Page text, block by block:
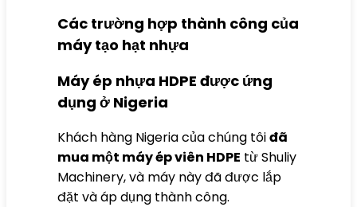
Các trường hợp thành công của
máy tạo hạt nhựa
Máy ép nhựa HDPE được ứng
dụng ở Nigeria
Khách hàng Nigeria của chúng tôiđã
mua một máy ép viên HDPE từ Shuliy
Machinery, và máy này đã được lắp
đặt và áp dụng thành công.